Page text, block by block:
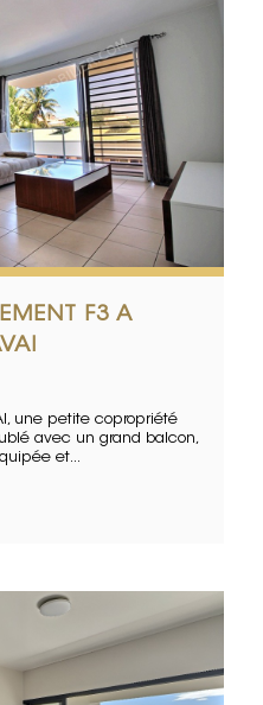
F3 A
une petite copropriété
avec un grand balcon,
et...